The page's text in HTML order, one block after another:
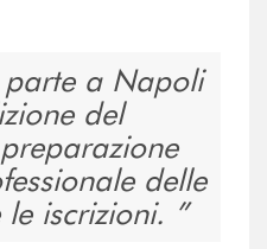
a Napoli
del
delle
le iscrizioni.